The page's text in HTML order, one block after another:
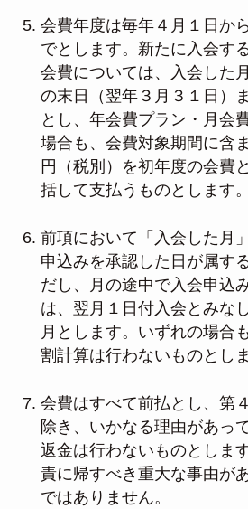
会費年度は毎年４月１日か
でとします。新たに入会す
会費については、入会した
の末日（翌年３月３１日）
とし、年会費プラン・月会
場合も、会費対象期間に含
円（税別）を初年度の会費
括して支払うものとします。
前項において「入会した月
申込みを承認した日が属す
だし、月の途中で入会申込
は、翌月１日付入会とみな
月とします。いずれの場合
割計算は行わないものとしま
会費はすべて前払とし、第
除き、いかなる理由があっ
返金は行わないものとしま
責に帰すべき重大な事由が
ではありません。